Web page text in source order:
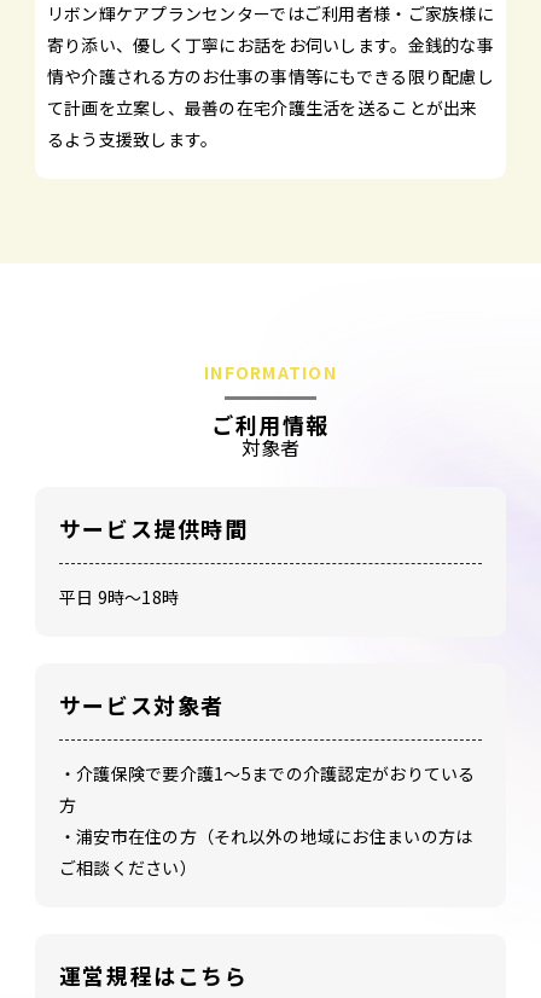
リボン輝ケアプランセンターではご利用者様・ご家族様に
寄り添い、優しく丁寧にお話をお伺いします。金銭的な事
情や介護される方のお仕事の事情等にもできる限り配慮し
て計画を立案し、最善の在宅介護生活を送ることが出来
るよう支援致します。
INFORMATION
ご利用情報
対象者
サービス提供時間
平日 9時～18時
サービス対象者
・介護保険で要介護1～5までの介護認定がおりている
方
・浦安市在住の方（それ以外の地域にお住まいの方は
ご相談ください）
運営規程はこちら